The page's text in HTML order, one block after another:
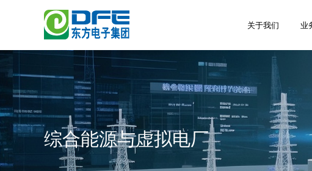
关于我们 业
综合能源与虚拟电厂